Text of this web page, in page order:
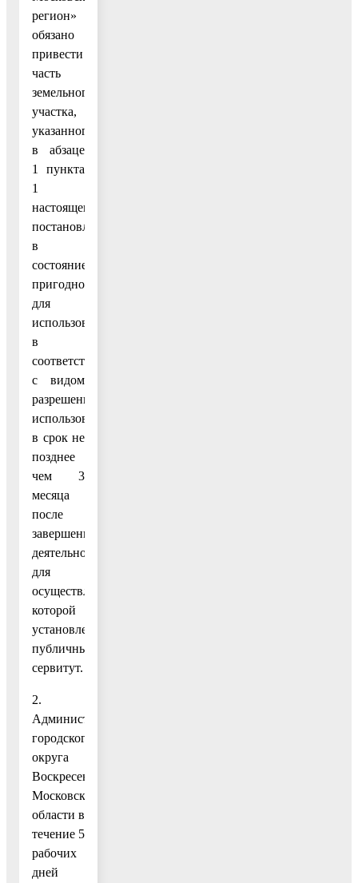
регион»
обязано
привести
часть
земельного
участка,
указанного
в абзаце
1 пункта
1
настоящего
постановления
в
состояние,
пригодное
для
использования
в
соответствии
с видом
разрешенного
использования,
в срок не
позднее
чем 3
месяца
после
завершения
деятельности,
для
осуществления
которой
установлен
публичный
сервитут.
2.
Администрации
городского
округа
Воскресенск
Московской
области в
течение 5
рабочих
дней